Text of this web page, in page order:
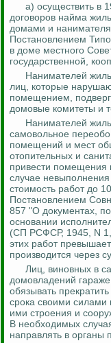
а) осуществить в
договоров найма
домами и
Постановлением
в доме местного
государственной,
Нанимателей
лиц, которые
помещением,
домовые комитеты и
Нанимателей
самовольное
помещений и мест
отопительных и
привести помещения
случае невыполнения
стоимость работ до
Постановлением
857 "О документах,
основании
(СП РСФСР, 1945, N 1,
этих работ
производится через
Лиц, виновных в
домовладений
обязывать
срока своими силами
ими строения и
В необходимых
направлять в органы